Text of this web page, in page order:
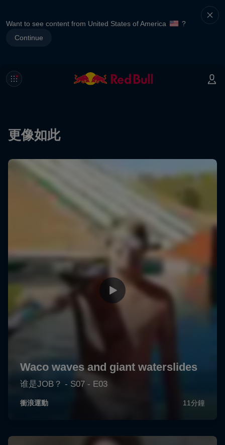
Want to see content from United States of America
?
Continue
更像如此